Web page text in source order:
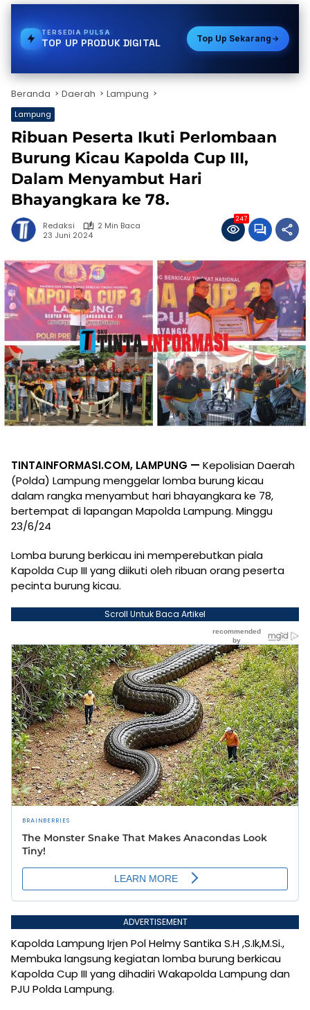
TERSEDIAVOUCHER GAME
TOP UP PRODUK DIGITAL Top Up Sekarang
Beranda Daerah Lampung
Lampung
Ribuan Peserta Ikuti Perlombaan
Burung Kicau Kapolda Cup III,
Dalam Menyambut Hari
Bhayangkara ke 78.
Redaksi
2 Min Baca
23 Juni 2024
247
TINTAINFORMASI.COM, LAMPUNG — Kepolisian Daerah
(Polda) Lampung menggelar lomba burung kicau
dalam rangka menyambut hari bhayangkara ke 78,
bertempat di lapangan Mapolda Lampung. Minggu
23/6/24
Lomba burung berkicau ini memperebutkan piala
Kapolda Cup III yang diikuti oleh ribuan orang peserta
pecinta burung kicau.
Scroll Untuk Baca Artikel
ADVERTISEMENT
Kapolda Lampung Irjen Pol Helmy Santika S.H ,S.Ik,M.Si.,
Membuka langsung kegiatan lomba burung berkicau
Kapolda Cup III yang dihadiri Wakapolda Lampung dan
PJU Polda Lampung.